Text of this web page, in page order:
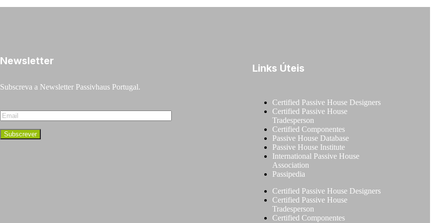
Newsletter
Subscreva a Newsletter Passivhaus Portugal.
Links Úteis
Certified Passive House Designers
Certified Passive House
Tradesperson
Certified Componentes
Passive House Database
Passive House Institute
International Passive House
Association
Passipedia
Certified Passive House Designers
Certified Passive House
Tradesperson
Certified Componentes